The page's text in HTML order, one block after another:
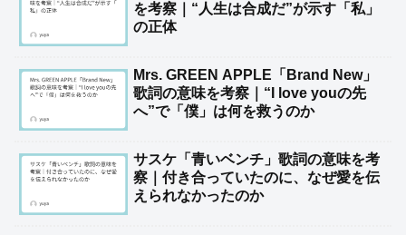
を考察｜“人生は合成だ”が示す「私」
の正体
Mrs. GREEN APPLE「Brand New」
歌詞の意味を考察｜“I love youの先
へ”で「僕」は何を救うのか
サスケ「青いベンチ」歌詞の意味を考
察｜付き合っていたのに、なぜ愛を伝
えられなかったのか